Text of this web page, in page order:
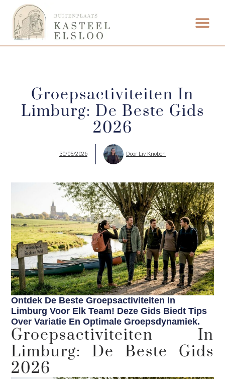
Groepsactiviteiten In
Limburg: De Beste Gids
2026
30/05/2026 Door Liv Knoben
Ontdek De Beste Groepsactiviteiten In
Limburg Voor Elk Team! Deze Gids Biedt Tips
Over Variatie En Optimale Groepsdynamiek.
Groepsactiviteiten In
Limburg: De Beste Gids
2026